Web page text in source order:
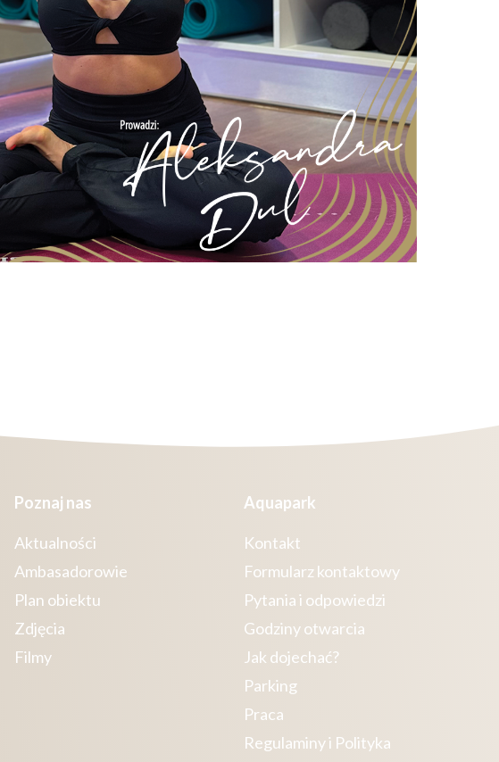
Poznaj nas
Aktualności
Ambasadorowie
Plan obiektu
Zdjęcia
Filmy
Aquapark
Kontakt
Formularz kontaktowy
Pytania i odpowiedzi
Godziny otwarcia
Jak dojechać?
Parking
Praca
Regulaminy i Polityka